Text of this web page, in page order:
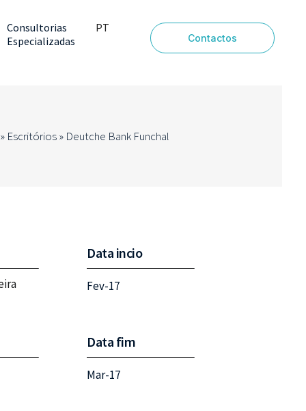
Consultorias
Especializadas
PT
Contactos
» Escritórios» Deutche Bank Funchal
Data incio
Fev-17
Data fim
Mar-17